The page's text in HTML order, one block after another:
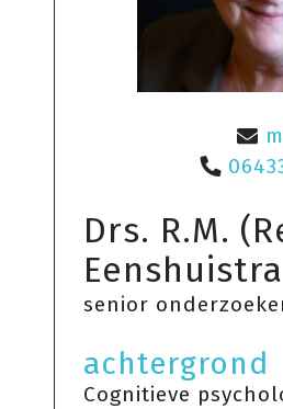
Drs. R.M.
Eenshuistra
senior
achtergrond
Cognitieve